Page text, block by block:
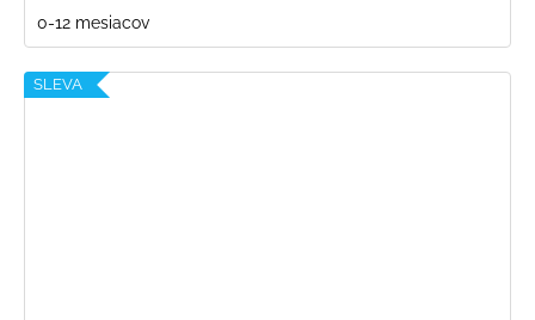
0-12 mesiacov
SLEVA